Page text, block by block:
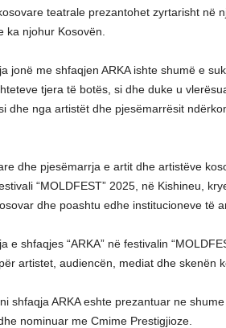
teatrale prezantohet zyrtarisht në
ka njohur Kosovën.
jonë me shfaqjen ARKA ishte shumë e
tjera të botës, si dhe duke u
dhe nga artistët dhe pjesëmarrësit
dhe pjesëmarrja e artit dhe artistëve
“MOLDFEST” 2025, në Kishineu,
dhe poashtu edhe institucioneve të
e shfaqjes “ARKA” në festivalin
artistet, audiencën, mediat dhe skenën
shfaqja ARKA eshte prezantuar ne
nominuar me Cmime Prestigjioze.